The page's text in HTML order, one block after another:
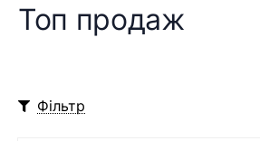
Топ продаж
Фільтр